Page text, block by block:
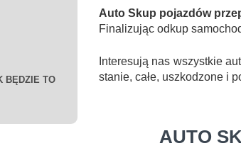
BĘDZIE TO
Auto Skup pojazdów
Finalizując odkup
Interesują nas wszystkie
stanie, całe, uszkodzone i
AUTO